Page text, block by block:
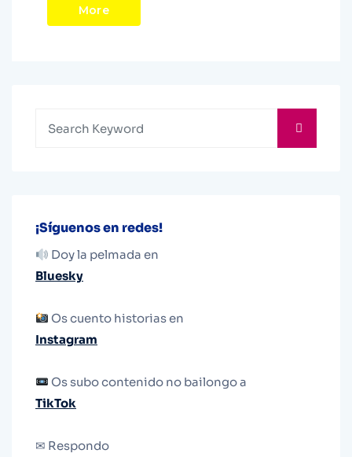
More
¡Síguenos en redes!
Doy la pelmada en
Bluesky
Os cuento historias en
Instagram
Os subo contenido no bailongo a
TikTok
✉ Respondo